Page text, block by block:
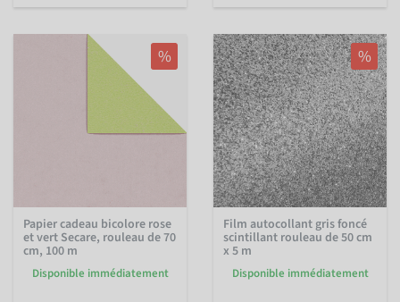
%
Papier cadeau bicolore rose
et vert Secare, rouleau de 70
cm, 100 m
Disponible immédiatement
%
Film autocollant gris foncé
scintillant rouleau de 50 cm
x 5 m
Disponible immédiatement